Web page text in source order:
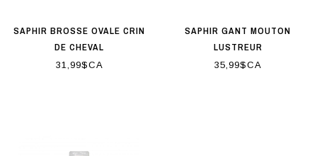
SAPHIR BROSSE OVALE CRIN
DE CHEVAL
31,99$CA
SAPHIR GANT MOUTON
LUSTREUR
35,99$CA